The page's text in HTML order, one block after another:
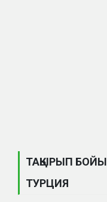
ТАҚЫРЫП
ТУРЦИЯ